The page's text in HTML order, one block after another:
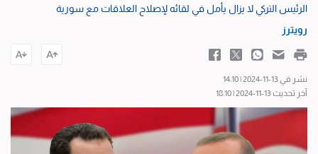
الرئيس التركي لا يزال يأمل في لقائه لإصلاح العلاقات مع سورية
رويترز
نشر في 13-11-2024 | 14:10
آخر تحديث 13-11-2024 | 18:10